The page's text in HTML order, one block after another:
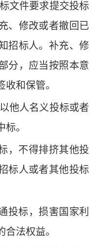
文件要求提交投标
、修改或者撤回已
招标人。补充、修
分，应当按照本意
和保管。
他人名义投标或者
。
，不得排挤其他投
标人或者其他投标
投标，损害国家利
法权益。